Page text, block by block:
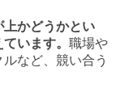
上かどうかとい
います。 職場や
など、競い合う